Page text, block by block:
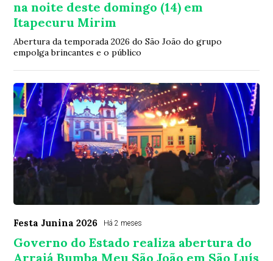
na noite deste domingo (14) em
Itapecuru Mirim
Abertura da temporada 2026 do São João do grupo
empolga brincantes e o público
Festa Junina 2026 Há 2 meses
Governo do Estado realiza abertura do
Arraiá Bumba Meu São João em São Luís